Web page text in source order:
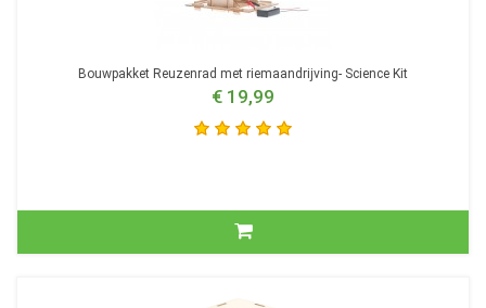
Bouwpakket Reuzenrad met riemaandrijving- Science Kit
€ 19,99